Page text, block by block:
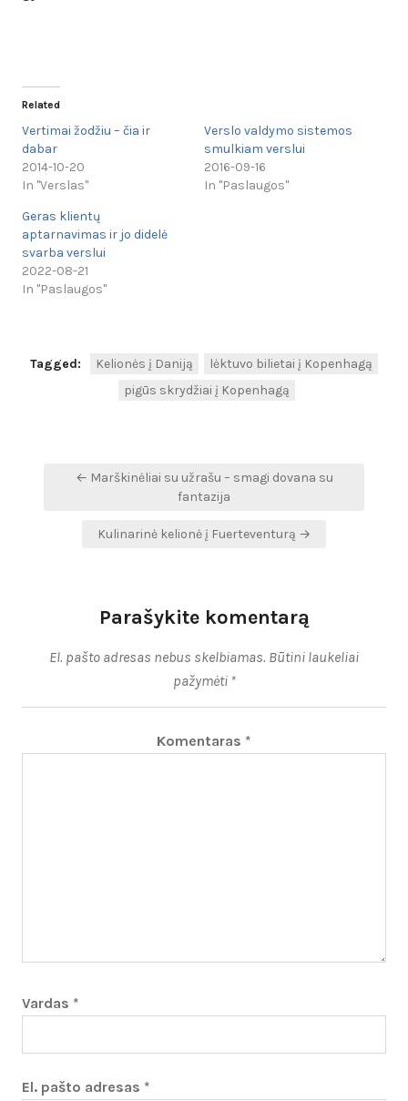
Related
Vertimai žodžiu – čia ir
dabar
2014-10-20
In "Verslas"
Verslo valdymo sistemos
smulkiam verslui
2016-09-16
In "Paslaugos"
Geras klientų
aptarnavimas ir jo didelė
svarba verslui
2022-08-21
In "Paslaugos"
Tagged: Kelionės į Daniją
lėktuvo bilietai į Kopenhagą
pigūs skrydžiai į Kopenhagą
Navigacija
← Marškinėliai su užrašu – smagi dovana su
fantazija
Kulinarinė kelionė į Fuerteventurą →
Parašykite komentarą
El. pašto adresas nebus skelbiamas. Būtini laukeliai
pažymėti *
Komentaras *
Vardas *
El. pašto adresas *